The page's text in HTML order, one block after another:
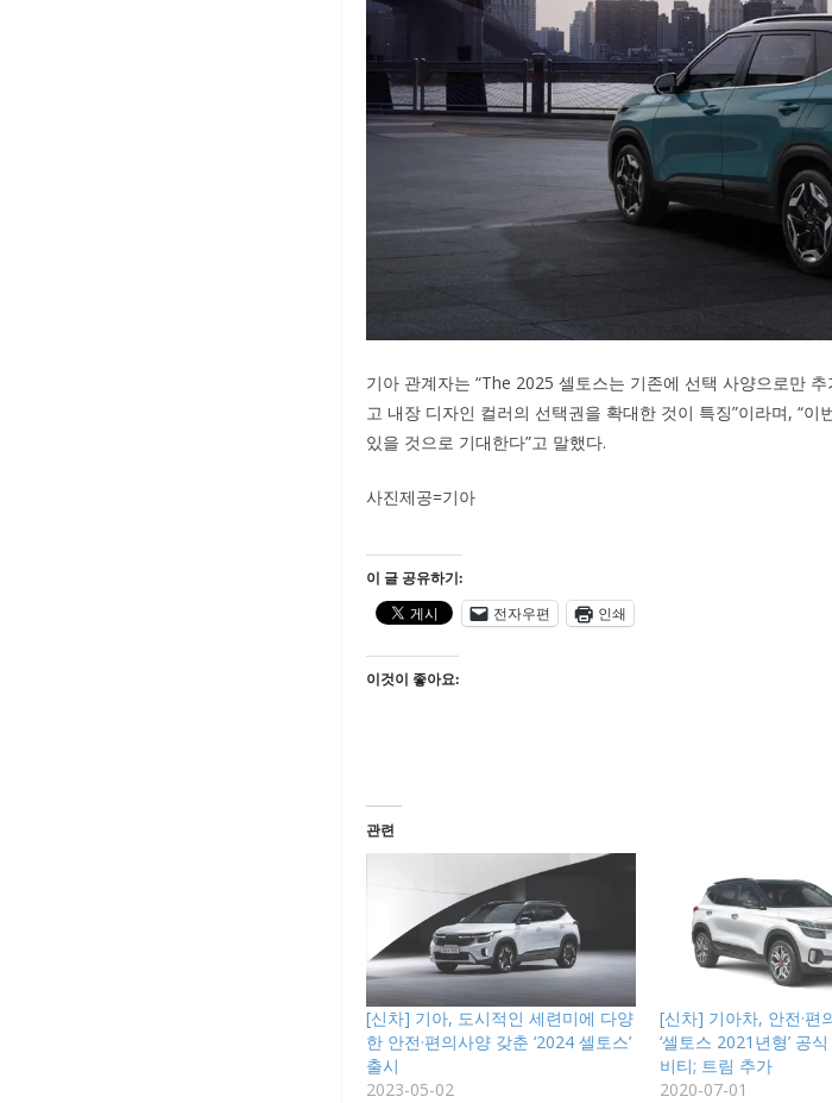
기아 관계자는 “The 2025 셀토스는 기존에 선택 사양으로만
고 내장 디자인 컬러의 선택권을 확대한 것이 특징”이라며, “
있을 것으로 기대한다”고 말했다.
사진제공=기아
이 글 공유하기:
전자우편
인쇄
이것이 좋아요:
관련
[신차] 기아, 도시적인 세련미에 다양
한 안전·편의사양 갖춘 ‘2024 셀토스’
출시
2023-05-02
[신차] 기아차, 안전·편
‘셀토스 2021년형’ 공
비티; 트림 추가
2020-07-01